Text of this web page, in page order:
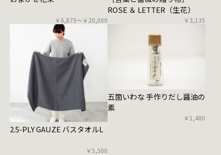
￥6,875〜￥20,000
ROSE ＆ LETTER（生花）
￥3,135
2.5-PLY GAUZE バスタオルL
￥5,500
五箇いわな 手作りだし醤油の
素
￥1,480